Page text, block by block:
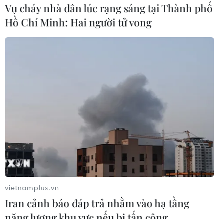
#Thẻ nhà báo
#Nhật báo #Quân đội Thổ Nhĩ Kỳ
TIN LIÊN QUAN
Vụ cháy nhà dân lúc rạng sáng tại Thành phố
Hồ Chí Minh: Hai người tử vong
vietnamplus.vn
Iran cảnh báo đáp trả nhằm vào hạ tầng